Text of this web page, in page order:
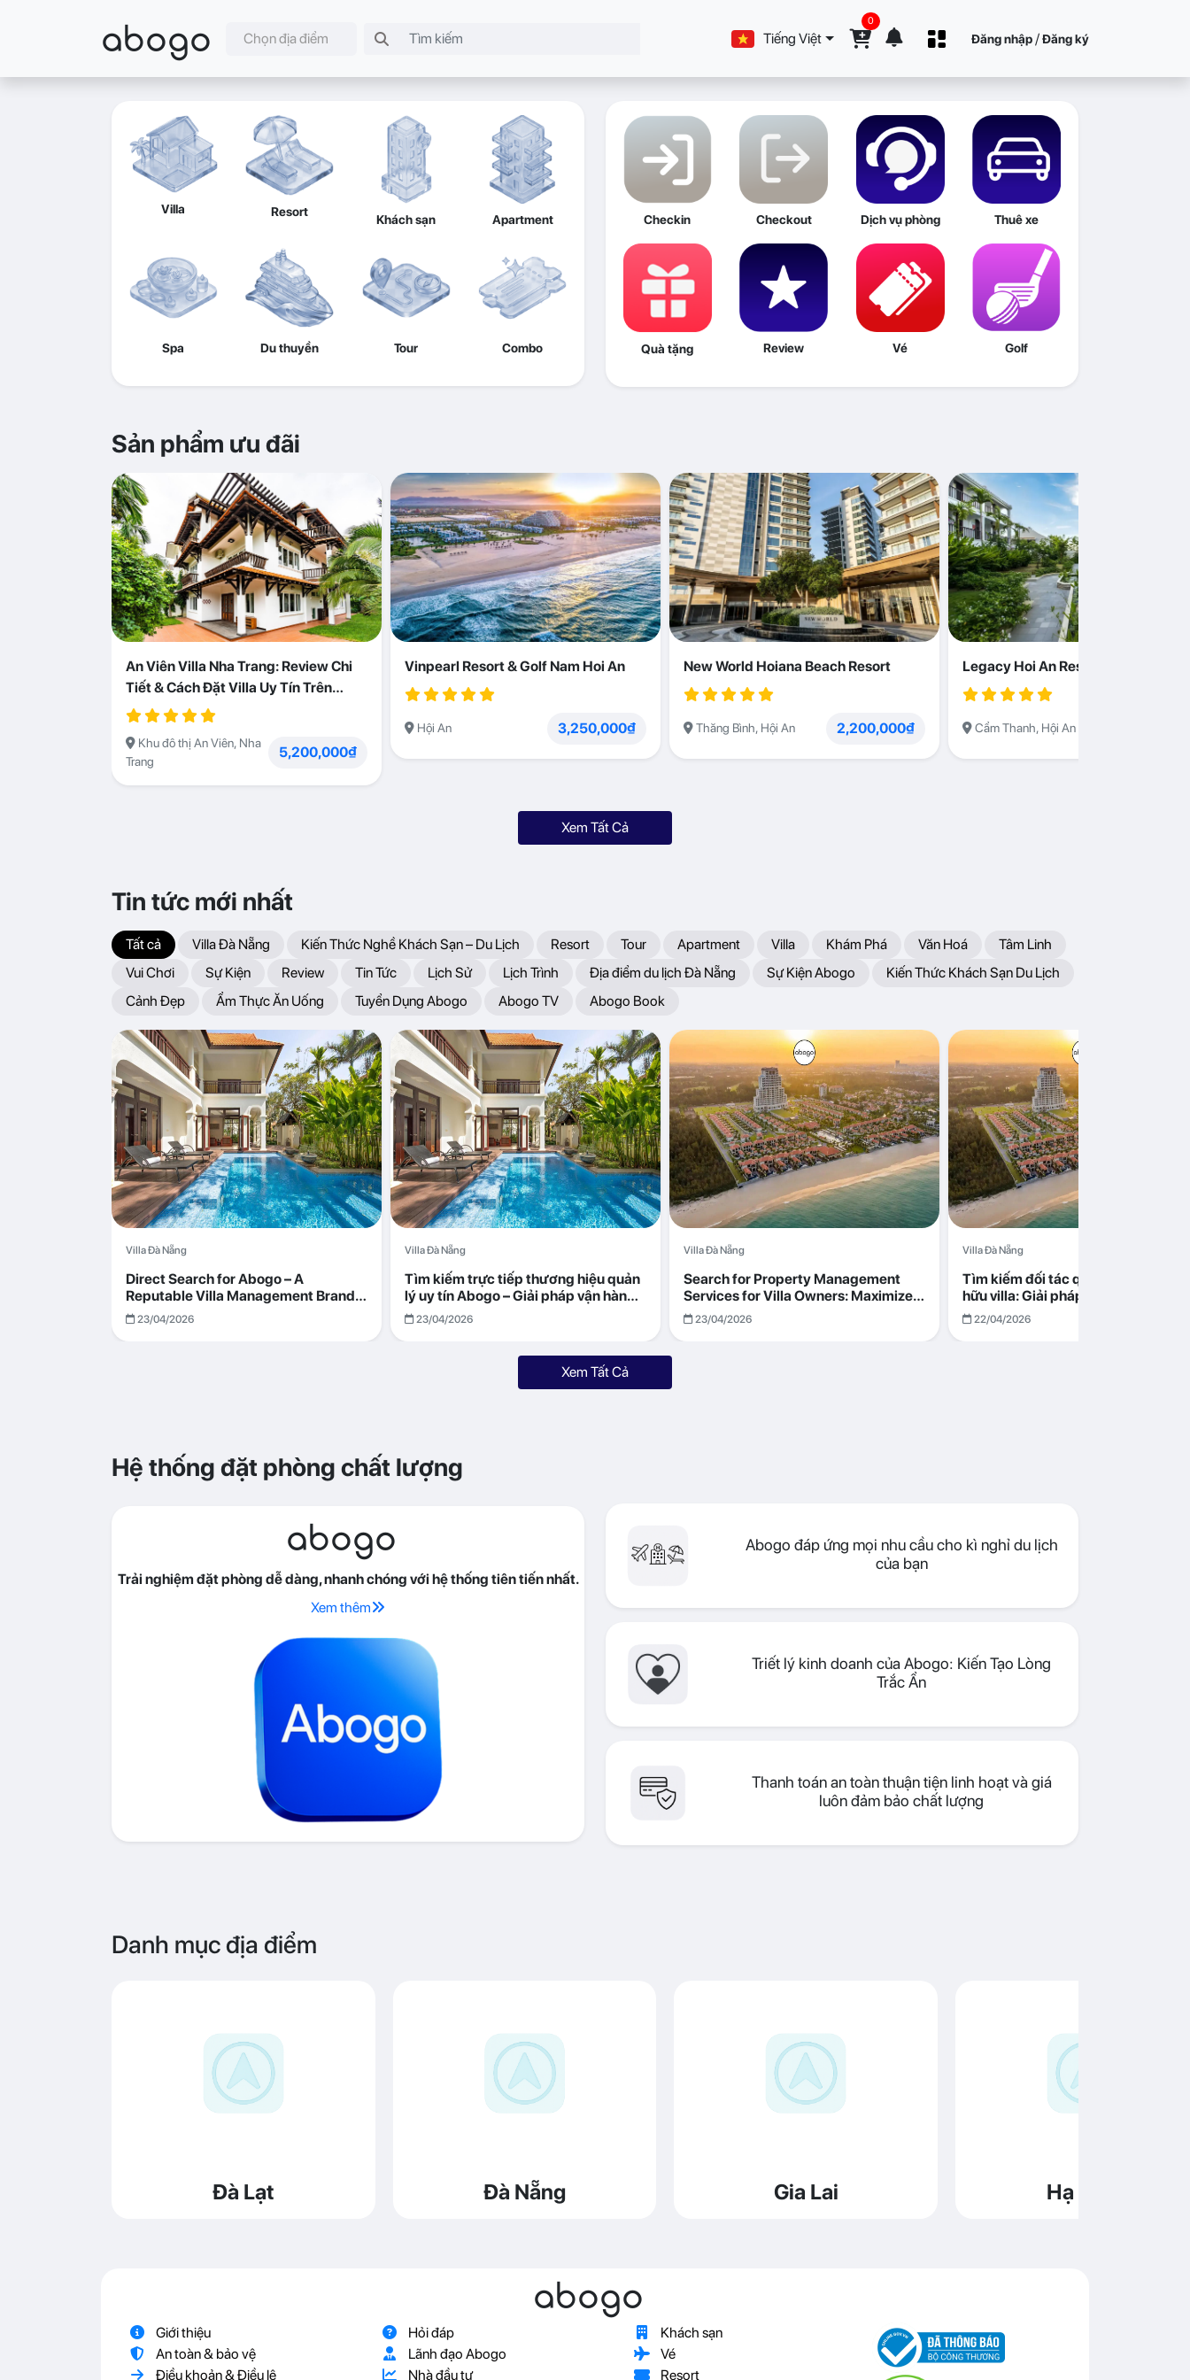
abogo Chọn địa điểm Tiếng Việt
0
Đăng nhập /Đăng ký
Villa Resort
Khách sạn Apartment
Spa Du thuyền Tour Combo
Checkin Checkout Dịch vụ phòng Thuê xe
Quà tặng Review Vé Golf
Sản phẩm ưu đãi
An Viên Villa Nha Trang: Review Chi
Tiết & Cách Đặt Villa Uy Tín Trên
Abogo
Khu đô thị An Viên, Nha
Trang
5,200,000₫
Vinpearl Resort & Golf Nam Hoi An
Hội An 3,250,000₫
New World Hoiana Beach Resort
Thăng Bình, Hội An 2,200,000₫
Legacy Hoi An Resort
Cẩm Thanh, Hội An
Xem Tất Cả
Tin tức mới nhất
Tất cả Villa Đà Nẵng Kiến Thức Nghề Khách Sạn – Du Lịch Resort Tour Apartment Villa Khám Phá Văn Hoá
Tâm Linh
Vui Chơi
Sự Kiện Review Tin Tức Lịch Sử Lịch Trình Địa điểm du lịch Đà Nẵng Sự Kiện Abogo
Kiến Thức Khách Sạn Du Lịch
Cảnh Đẹp
Ẩm Thực Ăn Uống Tuyển Dụng Abogo Abogo TV Abogo Book
Villa Đà Nẵng
Direct Search for Abogo – A
Reputable Villa Management Brand
with Transparent and Effective
Operations
23/04/2026
Villa Đà Nẵng
Tìm kiếm trực tiếp thương hiệu quản
lý uy tín Abogo – Giải pháp vận hành
villa hiệu quả, minh bạch
23/04/2026
Villa Đà Nẵng
Search for Property Management
Services for Villa Owners: Maximize
Returns with Abogo in Da Nang
23/04/2026
Villa Đà Nẵng
Tìm kiếm đối tác quản lý cho chủ sở
hữu villa: Giải pháp tối ưu lợi nhuận
cùng Abogo tại Đà Nẵng
22/04/2026
Xem Tất Cả
Hệ thống đặt phòng chất lượng
abogo
Trải nghiệm đặt phòng dễ dàng, nhanh chóng với hệ thống tiên tiến nhất.
Xem thêm
Abogo đáp ứng mọi nhu cầu cho kì nghỉ du lịch
của bạn
Triết lý kinh doanh của Abogo: Kiến Tạo Lòng
Trắc Ẩn
Thanh toán an toàn thuận tiện linh hoạt và giá
luôn đảm bảo chất lượng
Danh mục địa điểm
Đà Lạt Đà Nẵng Gia Lai Hạ Long
abogo
Giới thiệu
An toàn & bảo vệ
Điều khoản & Điều lệ
Hỏi đáp
Lãnh đạo Abogo
Nhà đầu tư
Khách sạn
Vé
Resort